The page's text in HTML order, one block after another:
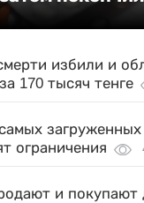
избили и
170 тысяч тенге
загруженных
ограничения
и покупают